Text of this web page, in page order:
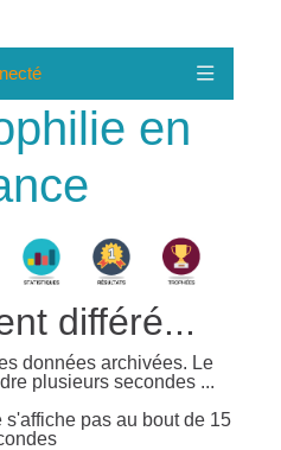
en
différé...
données archivées. Le
plusieurs secondes ...
pas au bout de 15